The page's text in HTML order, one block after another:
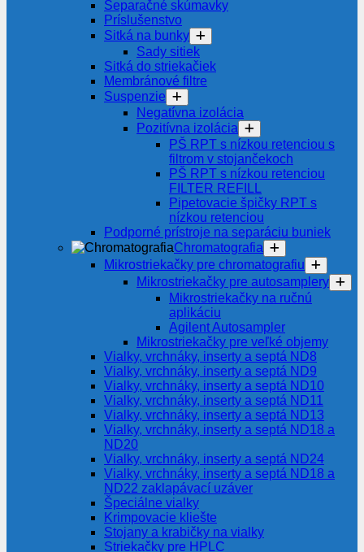
Separačné skúmavky
Príslušenstvo
Sitká na bunky
Sady sitiek
Sitká do striekačiek
Membránové filtre
Suspenzie
Negatívna izolácia
Pozitívna izolácia
PŠ RPT s nízkou retenciou s
filtrom v stojančekoch
PŠ RPT s nízkou retenciou
FILTER REFILL
Pipetovacie špičky RPT s
nízkou retenciou
Podporné prístroje na separáciu buniek
Chromatografia
Mikrostriekačky pre chromatografiu
Mikrostriekačky pre autosamplery
Mikrostriekačky na ručnú
aplikáciu
Agilent Autosampler
Mikrostriekačky pre veľké objemy
Vialky, vrchnáky, inserty a septá ND8
Vialky, vrchnáky, inserty a septá ND9
Vialky, vrchnáky, inserty a septá ND10
Vialky, vrchnáky, inserty a septá ND11
Vialky, vrchnáky, inserty a septá ND13
Vialky, vrchnáky, inserty a septá ND18 a
ND20
Vialky, vrchnáky, inserty a septá ND24
Vialky, vrchnáky, inserty a septá ND18 a
ND22 zaklapávací uzáver
Špeciálne vialky
Krimpovacie kliešte
Stojany a krabičky na vialky
Striekačky pre HPLC